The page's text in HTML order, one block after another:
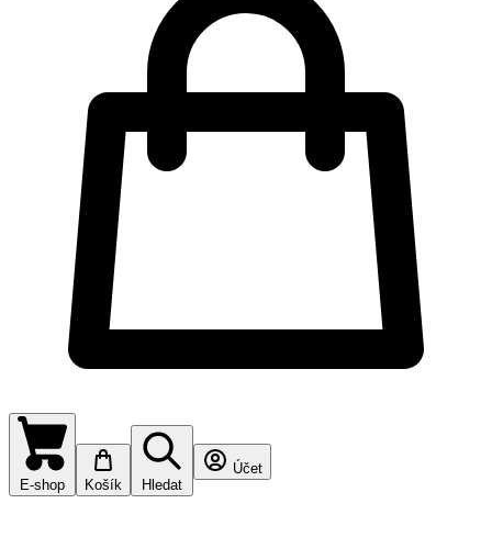
E-shop Košík Hledat
Účet